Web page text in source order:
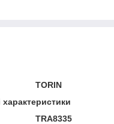
TORIN
TRA8335